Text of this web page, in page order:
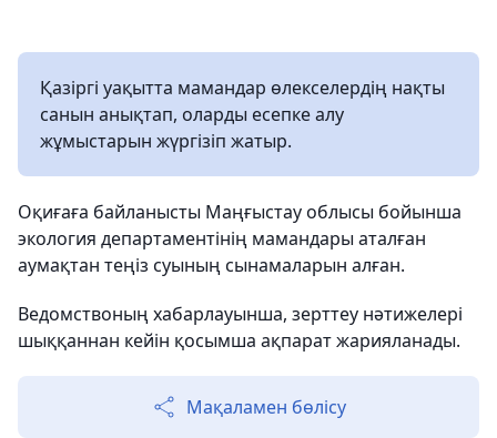
Қазіргі уақытта мамандар өлекселердің нақты
санын анықтап, оларды есепке алу
жұмыстарын жүргізіп жатыр.
Оқиғаға байланысты Маңғыстау облысы бойынша
экология департаментінің мамандары аталған
аумақтан теңіз суының сынамаларын алған.
Ведомствоның хабарлауынша, зерттеу нәтижелері
шыққаннан кейін қосымша ақпарат жарияланады.
Мақаламен бөлісу